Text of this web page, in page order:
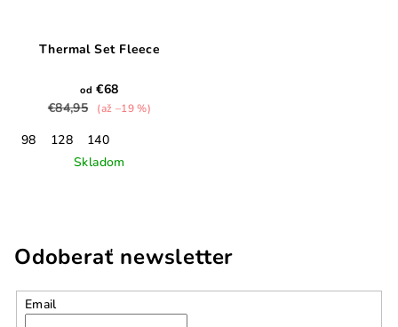
Thermal Set Fleece
od €68
€84,95
(až –19 %)
98 128
140
Skladom
Odoberať newsletter
Email